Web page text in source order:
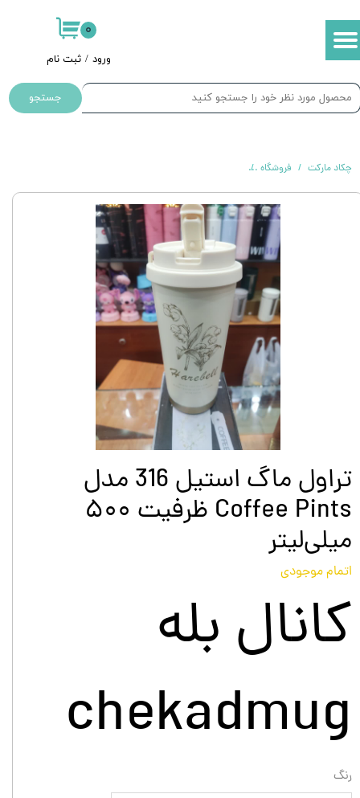
ورود / ثبت نام
حساب کاربری من
سفارشات
۰
جستجو
چکاد مارکت فروشگاه
تراول ماگ استیل 316 مدل
Coffee Pints ظرفیت ۵۰۰
میلی‌لیتر
اتمام موجودی
کانال بله
chekadmug
رنگ